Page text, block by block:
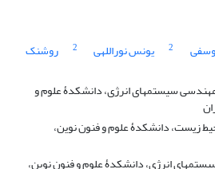
2 یونس نوراللهی 2 روشنک
سیستم‏های انرژی، دانشکدۀ علوم و
زیست، دانشکدۀ علوم و فنون نوین،
انرژی، دانشکدۀ علوم و فنون نوین،